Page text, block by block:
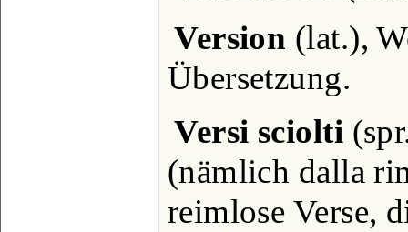
Version (lat.),
Übersetzung.
Versi sciolti
(nämlich dalla
reimlose Verse,